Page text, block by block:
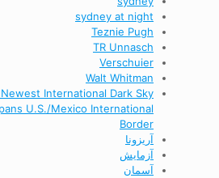
sydney at night
Teznie Pugh
TR Unnasch
Verschuier
Walt Whitman
Newest International Dark Sky
U.S./Mexico International
Border
آریزونا
آزمایش
آسمان